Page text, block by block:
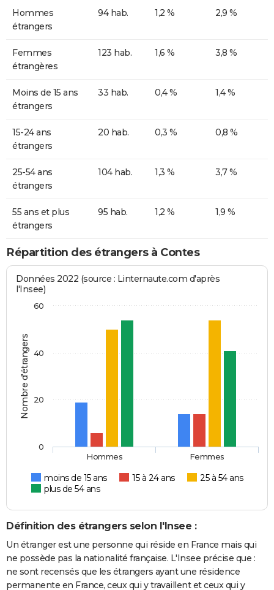
Hommes
étrangers
94 hab. 1,2 % 2,9 %
Femmes
étrangères
123 hab. 1,6 % 3,8 %
Moins de 15 ans
étrangers
33 hab. 0,4 % 1,4 %
15-24 ans
étrangers
20 hab. 0,3 % 0,8 %
25-54 ans
étrangers
104 hab. 1,3 % 3,7 %
55 ans et plus
étrangers
95 hab. 1,2 % 1,9 %
Répartition des étrangers à Contes
Nombre d'étrangers
Données 2022 (source : Linternaute.com d'après
l'Insee)
moins de 15 ans 15 à 24 ans
25 à 54 ans
plus de 54 ans
Hommes Femmes
0
20
40
60
Définition des étrangers selon l'Insee :
Un étranger est une personne qui réside en France mais qui
ne possède pas la nationalité française. L'Insee précise que :
ne sont recensés que les étrangers ayant une résidence
permanente en France, ceux qui y travaillent et ceux qui y